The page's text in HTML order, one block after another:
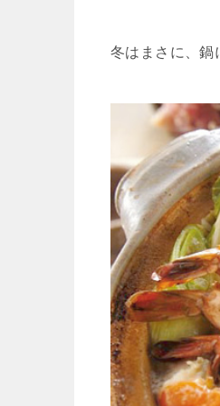
冬はまさに、鍋